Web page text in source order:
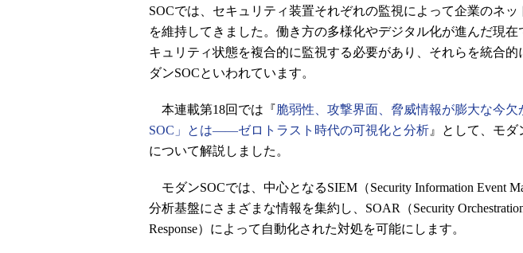
SOCでは、セキュリティ装置それぞれの監視によって企業のネッ
を維持してきました。働き方の多様化やデジタル化が進んだ現
キュリティ状態を複合的に監視する必要があり、それらを統合的
ダンSOCといわれています。
本連載第18回では『脆弱性、攻撃界面、脅威情報が膨大な今欠
SOC」とは――ゼロトラスト時代の可視化と分析 』として、モ
について解説しました。
モダンSOCでは、中心となるSIEM（Security Information Event
分析基盤にさまざまな情報を集約し、SOAR（Security
Response）によって自動化された対処を可能にします。